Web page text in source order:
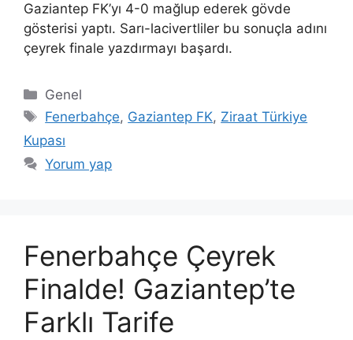
Gaziantep FK’yı 4-0 mağlup ederek gövde
gösterisi yaptı. Sarı-lacivertliler bu sonuçla adını
çeyrek finale yazdırmayı başardı.
Kategoriler
Genel
Etiketler
Fenerbahçe, Gaziantep FK, Ziraat Türkiye
Kupası
Yorum yap
Fenerbahçe Çeyrek
Finalde! Gaziantep’te
Farklı Tarife